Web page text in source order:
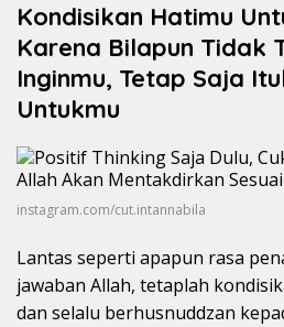
Kondisikan Hatimu
Karena Bilapun Tidak
Inginmu, Tetap Saja
Untukmu
instagram.com/cut.intannabila
Lantas seperti apapun rasa
jawaban Allah, tetaplah
dan selalu berhusnuddzan